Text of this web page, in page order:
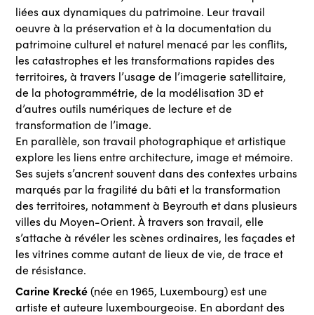
liées aux dynamiques du patrimoine. Leur travail
oeuvre à la préservation et à la documentation du
patrimoine culturel et naturel menacé par les conflits,
les catastrophes et les transformations rapides des
territoires, à travers l’usage de l’imagerie satellitaire,
de la photogrammétrie, de la modélisation 3D et
d’autres outils numériques de lecture et de
transformation de l’image.
En parallèle, son travail photographique et artistique
explore les liens entre architecture, image et mémoire.
Ses sujets s’ancrent souvent dans des contextes urbains
marqués par la fragilité du bâti et la transformation
des territoires, notamment à Beyrouth et dans plusieurs
villes du Moyen-Orient. À travers son travail, elle
s’attache à révéler les scènes ordinaires, les façades et
les vitrines comme autant de lieux de vie, de trace et
de résistance.
Carine Krecké(née en 1965, Luxembourg) est une
artiste et auteure luxembourgeoise. En abordant des